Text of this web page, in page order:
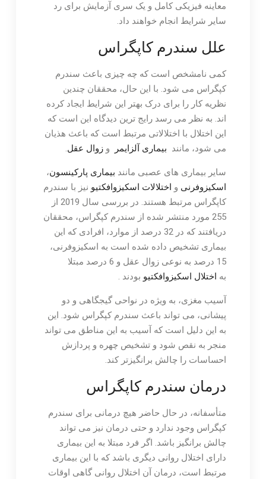
معاینه فیزیکی کامل و یک سری آزمایش برای رد
سایر شرایط انجام خواهند داد.
علل سندرم کاپگراس
کمی نامشخص است که چه چیزی باعث سندرم
کپگراس می شود. با این حال، محققان چندین
نظریه کار را برای درک بهتر این شرایط ایجاد کرده
اند. به نظر می رسد رایج ترین دیدگاه این است که
این اختلال با اختلالاتی مرتبط است که باعث هذیان
می شود، مانند بیماری آلزایمر و زوال عقل.
سایر بیماری های عصبی مانند بیماری پارکینسون،
اسکیزوفرنی و اختلالات اسکیزوافکتیو نیز با سندرم
کاپگراس مرتبط هستند. در بررسی سال 2019 از
255 مورد منتشر شده از سندرم کپگراس، محققان
دریافتند که در 32 درصد از موارد، افرادی که این
بیماری تشخیص داده شده است به اسکیزوفرنی،
15 درصد به نوعی زوال عقل و 6 درصد مبتلا
به اختلال اسکیزوافکتیو بودند .
آسیب مغزی، به ویژه در نواحی گیجگاهی و دو
پیشانی، می تواند باعث سندرم کپگراس شود. این
به این دلیل است که آسیب به این مناطق می تواند
منجر به نقص شود و تشخیص چهره و پردازش
احساسات را چالش برانگیزتر کند.
درمان سندرم کاپگراس
متأسفانه، در حال حاضر هیچ درمانی برای سندرم
کپگراس وجود ندارد و حتی درمان نیز می تواند
چالش برانگیز باشد. اگر فرد مبتلا به این بیماری
دارای اختلال روانی دیگری باشد که با این بیماری
مرتبط است، درمان آن اختلال روانی گاهی اوقات